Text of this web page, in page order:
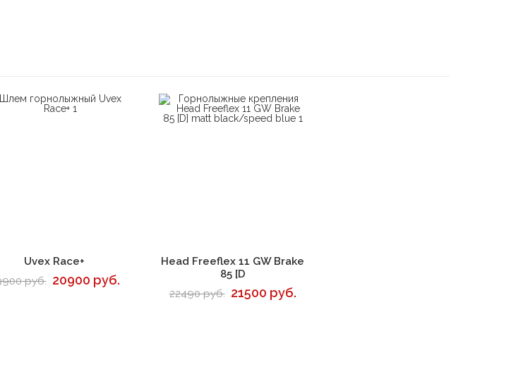
В корзину
Uvex Race+
руб. 20900 руб.
В корзину
Head Freeflex 11 GW Brake
85 [D
22490 руб. 21500 руб.